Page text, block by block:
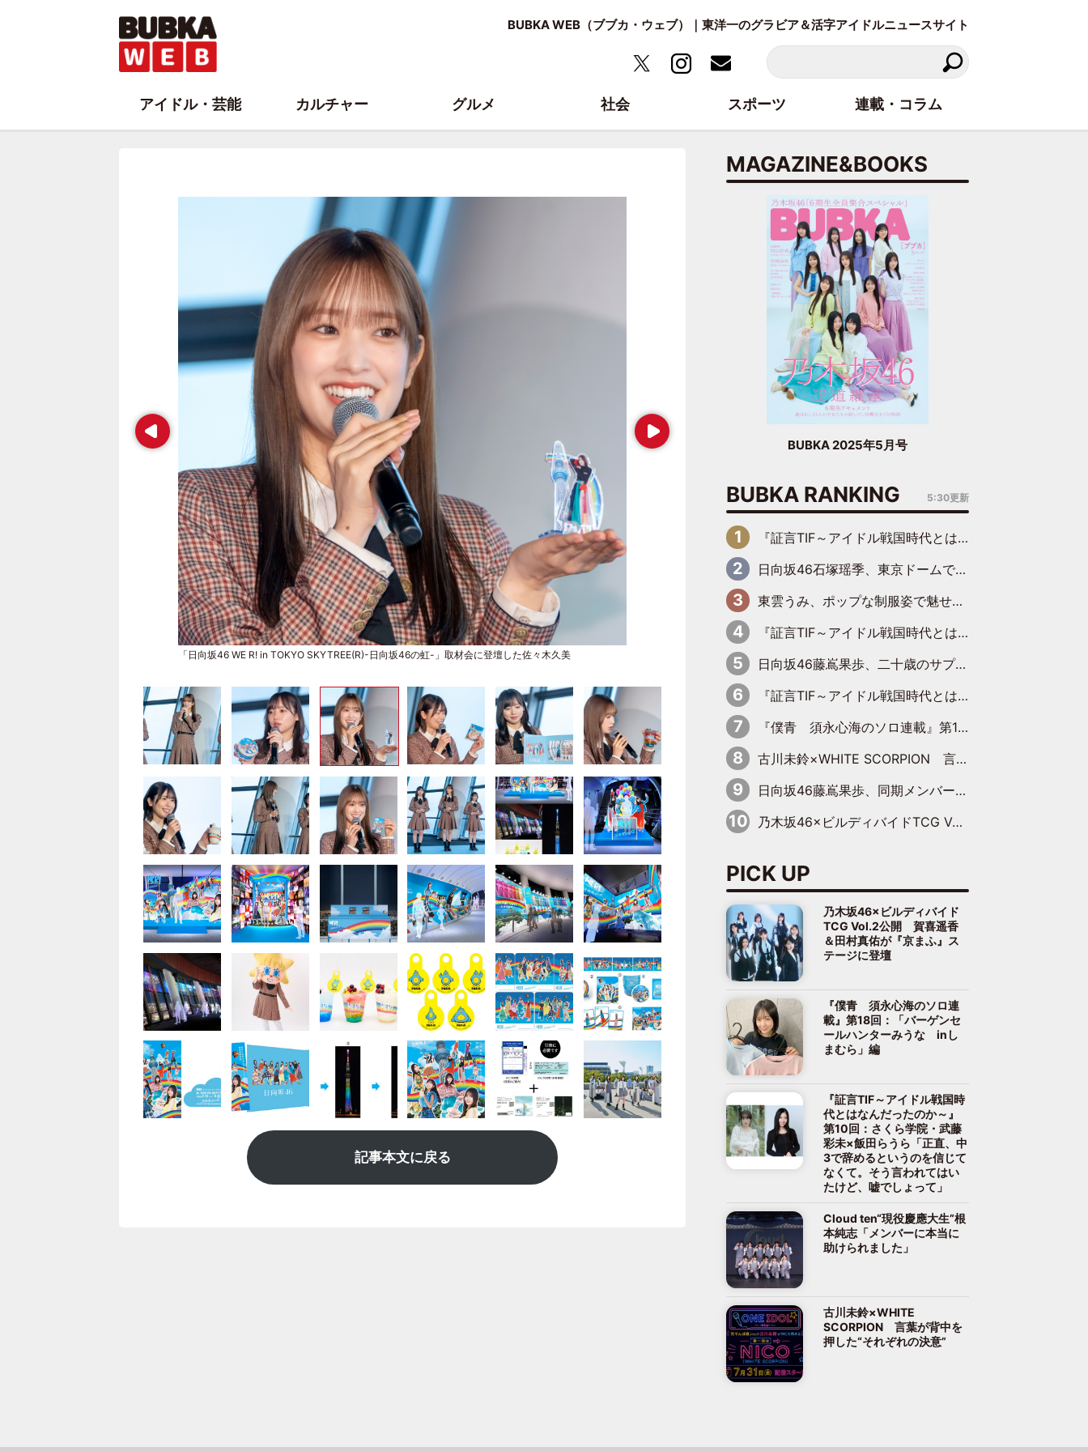
BUBKA WEB（ブブカ・ウェブ）｜東洋一のグラビア＆活字アイドルニュースサイト
Prev
「日向坂46 WE R! in TOKYO SKYTREE(R)-日向坂46の虹-」取材会に登壇した佐々木久美
Next
記事本文に戻る
MAGAZINE&BOOKS
BUBKA 2025年5月号
BUBKA RANKING 5:30更新
『証言TIF～アイドル戦国時代とはなんだったのか～』第6回：でんぱ組.inc・古川未鈴×相沢梨紗「『ハロプロやりたかったな』って言ったら、夢眠ねむさんに『てめえはでんぱ組．incなんだよ！』って肩パンされて(笑)」
日向坂46石塚瑶季、東京ドームで“観戦バレ”！ ナイツ・塙も認めた「巨人に詳しすぎるアイドル」は元VENUSスクール生で杉内コーチ推し⁉
東雲うみ、ポップな制服姿で魅せる“東雲グリーン”の正体
『証言TIF～アイドル戦国時代とはなんだったのか～』第8回：Negicco・Nao☆×Megu×Kaede「東京からオファーが来たのと、梨の皮剥きとどっちが大事なんだって」
日向坂46藤嶌果歩、二十歳のサプライズバースデーに大喜び「頼られる先輩になれるように努力していきたい」
『証言TIF～アイドル戦国時代とはなんだったのか～』第10回：さくら学院・武藤彩未×飯田らうら「正直、中3で辞めるというのを信じてなくて。そう言われてはいたけど、嘘でしょって」
『僕青 須永心海のソロ連載』第18回：「バーゲンセールハンターみうな inしまむら」編
古川未鈴×WHITE SCORPION 言葉が背中を押した“それぞれの決意”
日向坂46藤嶌果歩、同期メンバーの反応を明かす「『大人になりましたね』と言って見てくれました」
乃木坂46×ビルディバイドTCG Vol.2公開 賀喜遥香＆田村真佑が『京まふ』ステージに登壇
PICK UP
乃木坂46×ビルディバイド
TCG Vol.2公開 賀喜遥香
＆田村真佑が『京まふ』ス
テージに登壇
『僕青 須永心海のソロ連
載』第18回：「バーゲンセ
ールハンターみうな inし
まむら」編
『証言TIF～アイドル戦国時
代とはなんだったのか～』
第10回：さくら学院・武藤
彩未×飯田らうら「正直、中
3で辞めるというのを信じて
なくて。そう言われてはい
たけど、嘘でしょって」
Cloud ten“現役慶應大生”根
本純志「メンバーに本当に
助けられました」
古川未鈴×WHITE
SCORPION 言葉が背中を
押した“それぞれの決意”
アイドル・芸能 カルチャー グルメ 社会 スポーツ 連載・コラム